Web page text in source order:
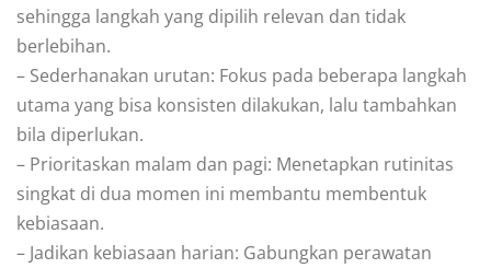
sehingga langkah yang dipilih relevan dan tidak
berlebihan.
– Sederhanakan urutan: Fokus pada beberapa langkah
utama yang bisa konsisten dilakukan, lalu tambahkan
bila diperlukan.
– Prioritaskan malam dan pagi: Menetapkan rutinitas
singkat di dua momen ini membantu membentuk
kebiasaan.
– Jadikan kebiasaan harian: Gabungkan perawatan